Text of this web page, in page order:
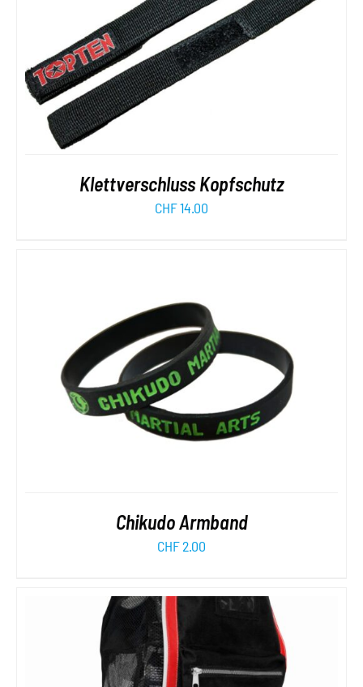
Klettverschluss Kopfschutz
CHF14.00
Chikudo Armband
CHF2.00